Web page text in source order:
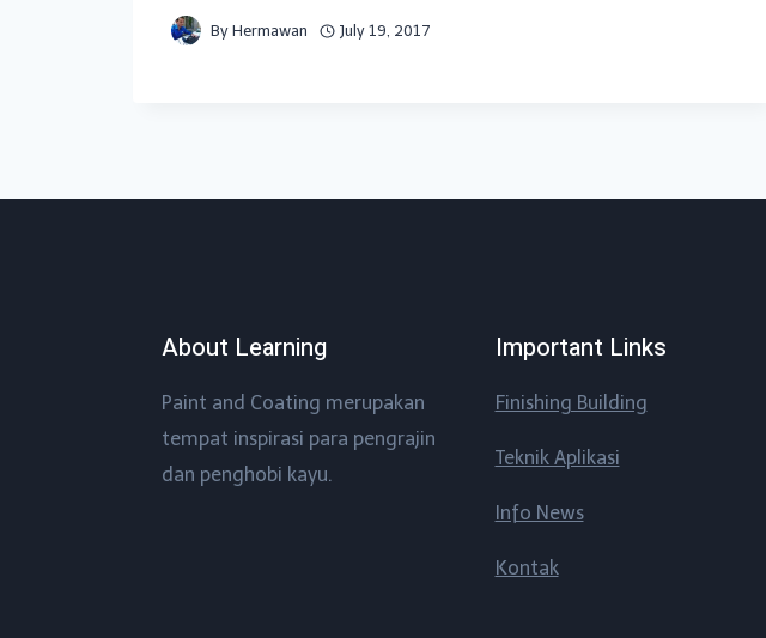
By Hermawan July 19, 2017
About Learning
Paint and Coating merupakan
tempat inspirasi para pengrajin
dan penghobi kayu.
Important Links
Finishing Building
Teknik Aplikasi
Info News
Kontak